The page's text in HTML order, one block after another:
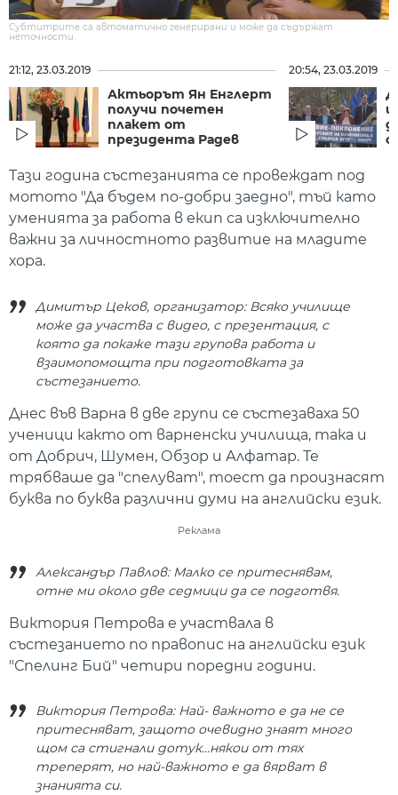
Субтитрите са автоматично генерирани и може да съдържат
неточности.
21:12, 23.03.2019
Актьорът Ян Енглерт
получи почетен
плакет от
президента Радев
20:54, 23.03.2019
Тази година състезанията се провеждат под
мотото "Да бъдем по-добри заедно", тъй като
уменията за работа в екип са изключително
важни за личностното развитие на младите
хора.
Димитър Цеков, организатор: Всяко училище
може да участва с видео, с презентация, с
която да покаже тази групова работа и
взаимопомощта при подготовката за
състезанието.
Днес във Варна в две групи се състезаваха 50
ученици както от варненски училища, така и
от Добрич, Шумен, Обзор и Алфатар. Те
трябваше да "спелуват", тоест да произнасят
буква по буква различни думи на английски език.
Реклама
Александър Павлов: Малко се притеснявам,
отне ми около две седмици да се подготвя.
Виктория Петрова е участвала в
състезанието по правопис на английски език
"Спелинг Бий" четири поредни години.
Виктория Петрова: Най- важното е да не се
притесняват, защото очевидно знаят много
щом са стигнали дотук...някои от тях
треперят, но най-важното е да вярват в
знанията си.